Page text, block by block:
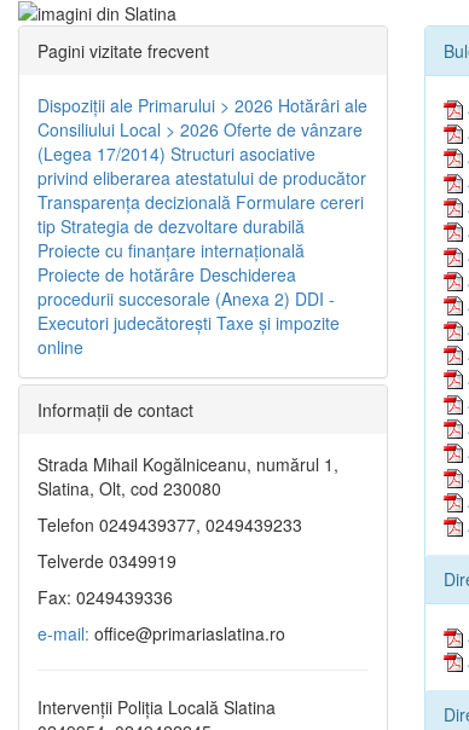
Pagini vizitate frecvent
Dispoziţii ale Primarului > 2026 Hotărâri ale
Consiliului Local > 2026 Oferte de vânzare
(Legea 17/2014) Structuri asociative
privind eliberarea atestatului de producător
Transparenţa decizională Formulare cereri
tip Strategia de dezvoltare durabilă
Proiecte cu finanţare internaţională
Proiecte de hotărâre Deschiderea
procedurii succesorale (Anexa 2) DDI -
Executori judecătorești Taxe şi impozite
online
Informaţii de contact
Strada Mihail Kogălniceanu, numărul 1,
Slatina, Olt, cod 230080
Telefon 0249439377, 0249439233
Telverde 0349919
Fax: 0249439336
e-mail: office@primariaslatina.ro
Intervenții Poliția Locală Slatina